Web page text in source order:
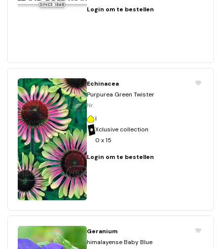
Login om te bestellen
Echinacea
Purpurea Green Twister
Nr.
I
Xclusive collection
0 x 15
Login om te bestellen
Geranium
himalayense Baby Blue